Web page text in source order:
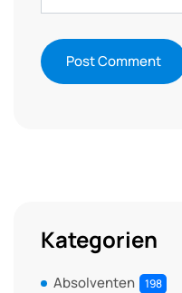
Kategorien
Absolventen 198